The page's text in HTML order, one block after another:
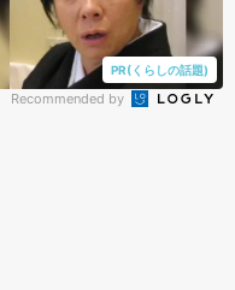
PR(くらしの話題)
Recommended by